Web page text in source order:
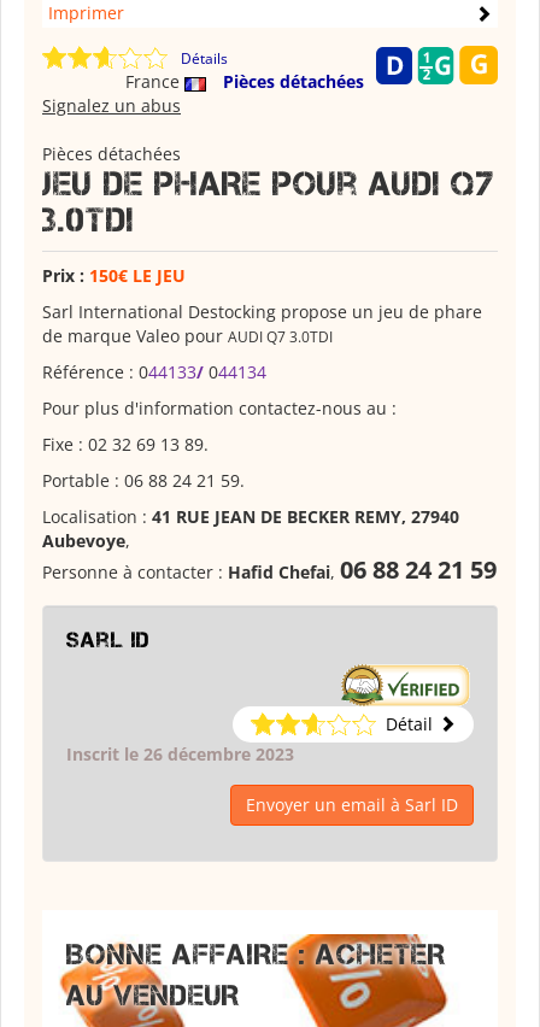
Imprimer
Détails
France
Pièces détachées
Signalez un abus
Pièces détachées
JEU DE PHARE pour AUDI Q7
3.0TDI
Prix : 150€ LE JEU
Sarl International Destocking propose un jeu de phare
de marque Valeo pour AUDI Q7 3.0TDI
Référence : 044133/ 044134
Pour plus d'information contactez-nous au :
Fixe : 02 32 69 13 89.
Portable : 06 88 24 21 59.
Localisation : 41 RUE JEAN DE BECKER REMY, 27940
Aubevoye,
Personne à contacter : Hafid Chefai, 06 88 24 21 59
Sarl ID
Détail
Inscrit le 26 décembre 2023
Envoyer un email à Sarl ID
BONNE AFFAIRE : ACHETER
AU VENDEUR